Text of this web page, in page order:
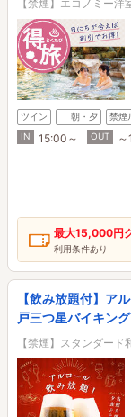
【禁煙】エコノミー洋
ツイン 朝・夕
禁煙
IN
15:00～ OUT
最大15,000円
利用条件あり
【飲み放題付】ア
戸三つ星バイキン
【禁煙】スタンダー